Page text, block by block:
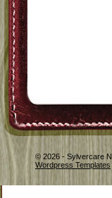
© 2026 - Sylvercare
Wordpress Templates